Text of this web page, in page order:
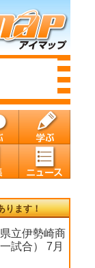
ります！
立伊勢崎商
試合） 7月